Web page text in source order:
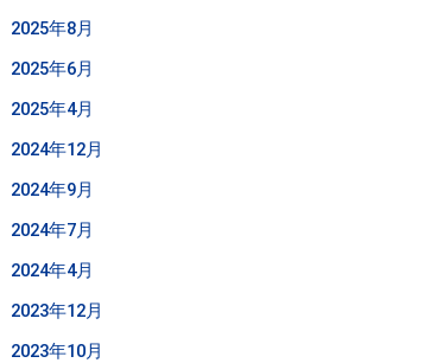
2025年8月
2025年6月
2025年4月
2024年12月
2024年9月
2024年7月
2024年4月
2023年12月
2023年10月